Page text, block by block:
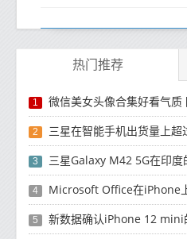
热门推荐
1 微信美女头像合集好看气质
2 三星在智能手机出货量上超
3 三星Galaxy M42 5G在印
4 Microsoft Office在iPhone
5 新数据确认iPhone 12 mini